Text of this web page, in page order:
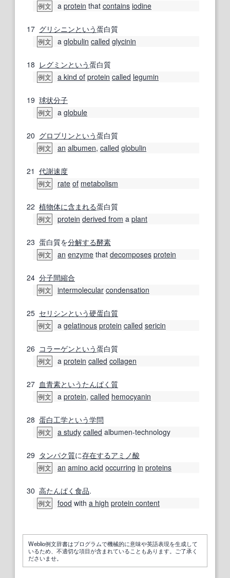
例文 a protein that contains iodine
17 グリシニンという蛋白質
例文 a globulin called glycinin
18 レグミンという蛋白質
例文 a kind of protein called legumin
19 球状分子
例文 a globule
20 グロブリンという蛋白質
例文 an albumen, called globulin
21 代謝速度
例文 rate of metabolism
22 植物体に含まれる蛋白質
例文 protein derived from a plant
23 蛋白質を分解する酵素
例文 an enzyme that decomposes protein
24 分子間縮合
例文 intermolecular condensation
25 セリシンという硬蛋白質
例文 a gelatinous protein called sericin
26 コラーゲンという蛋白質
例文 a protein called collagen
27 血青素という たんぱく質
例文 a protein, called hemocyanin
28 蛋白工学という学問
例文 a study called albumen-technology
29 タンパク質に存在するアミノ酸
例文 an amino acid occurring in proteins
30 高たんぱく食品.
例文 food with a high protein content
Weblio例文辞書はプログラムで機械的に意味や英語表現を生成して
いるため、不適切な項目が含まれていることもあります。ご了承く
ださいませ。